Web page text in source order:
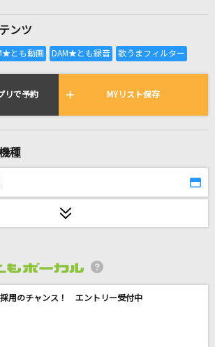
全国りれき
タイムで歌われている曲の一覧
日になる
ンツ
リで予約 MYリスト保存
種
用のチャンス！ エントリー受付中